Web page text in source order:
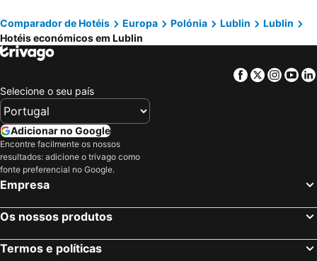
Comparador de Hotéis Europa Polónia Lublin
Lublin
Hotéis económicos em Lublin
Facebook
Twitter
Selecione o seu país
Adicionar no Google
Encontre facilmente os nossos
resultados: adicione o trivago como
fonte preferencial no Google.
Empresa
Os nossos produtos
Termos e políticas